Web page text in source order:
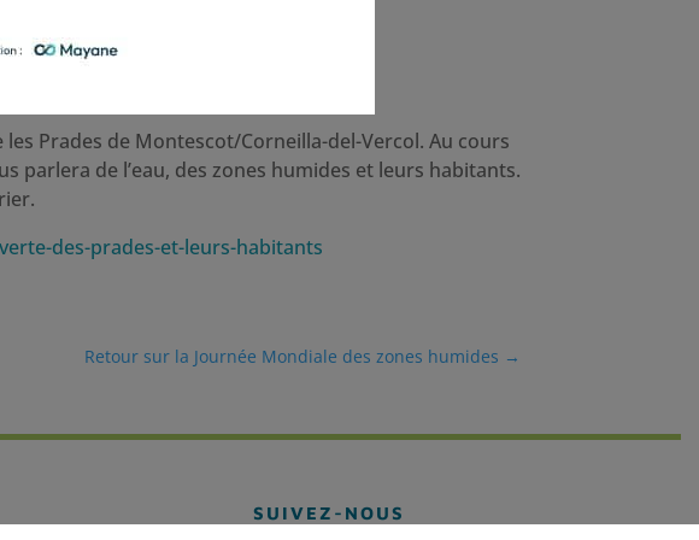
Prades de Montescot/Corneilla-del-Vercol. Au cours
parlera de l’eau, des zones humides et leurs habitants.
des-prades-et-leurs-habitants
Retour sur la Journée Mondiale des zones humides →
SUIVEZ-NOUS